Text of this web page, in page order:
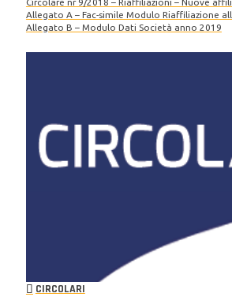
Allegato A – Fac-simile Modulo Riaffiliazione
Allegato B – Modulo Dati Società anno 2019
CIRCOLARI